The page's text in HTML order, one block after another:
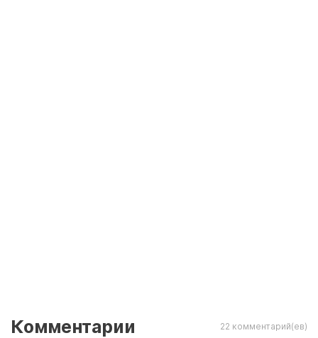
Комментарии 22 комментарий(ев)